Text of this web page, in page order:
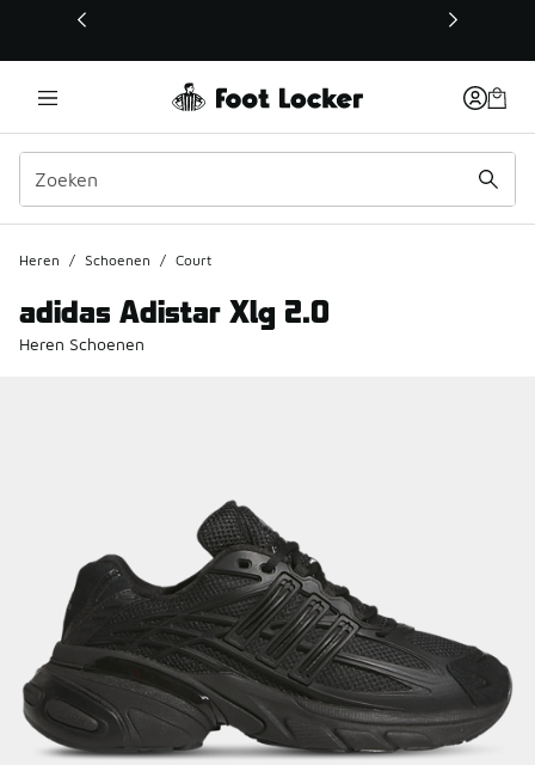
Deze link wordt geopend in een nieuw venster
Heren / Schoenen / Court
adidas Adistar Xlg 2.0
Heren Schoenen